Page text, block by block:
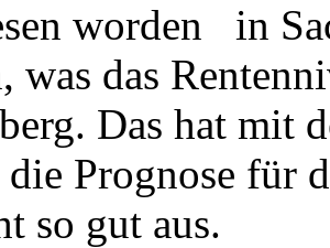
worden in
was das
Das hat mit
Prognose für
so gut aus.